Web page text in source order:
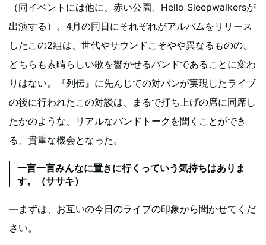
（同イベントには他に、赤い公園、Hello Sleepwalkersが
出演する）。4月の同日にそれぞれがアルバムをリリース
したこの2組は、世代やサウンドこそやや異なるものの、
どちらも素晴らしい歌を響かせるバンドであることに変わ
りはない。『列伝』に先んじての対バンが実現したライブ
の後に行われたこの対談は、まるで打ち上げの席に同席し
たかのような、リアルなバンドトークを聞くことができ
る、貴重な機会となった。
一言一言みんなに置きに行くっていう気持ちはありま
す。（ササキ）
―まずは、お互いの今日のライブの印象から聞かせてくだ
さい。